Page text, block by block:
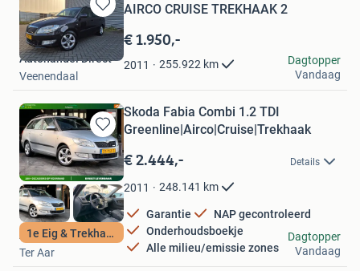
Bewaren
Mijn
Favorieten
AIRCO CRUISE TREKHAAK 2
€ 1.950,-
2011 255.922 km
Autohandel Direct
Veenendaal
Dagtopper
Vandaag
Bewaren
in
Mijn
Favorieten
1e Eig & Trekhaak
Skoda Fabia Combi 1.2 TDI
Greenline|Airco|Cruise|Trekhaak
€ 2.444,- Details
2011 248.141 km
Garantie
NAP gecontroleerd
Onderhoudsboekje
Alle milieu/emissie zones
Adequaat Auto's B.V.
Ter Aar
Dagtopper
Vandaag